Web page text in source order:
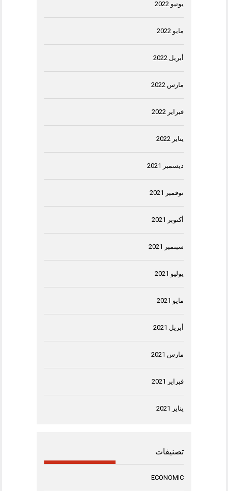
يونيو 2022
مايو 2022
أبريل 2022
مارس 2022
فبراير 2022
يناير 2022
ديسمبر 2021
نوفمبر 2021
أكتوبر 2021
سبتمبر 2021
يوليو 2021
مايو 2021
أبريل 2021
مارس 2021
فبراير 2021
يناير 2021
تصنيفات
ECONOMIC